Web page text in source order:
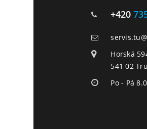
+420
Horská
541 02
Po - Pá